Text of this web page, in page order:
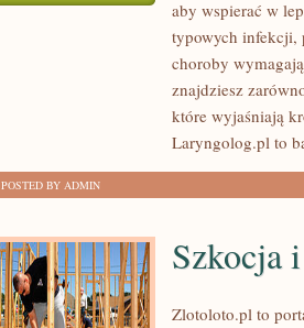
MEDYCYNA
STOMATOLOGIA
aby wspierać w
typowych infekcji,
choroby
znajdziesz
które wyjaśniają
Laryngolog.pl to
POSTED BY ADMIN
Szkocja
Zlotoloto.pl to